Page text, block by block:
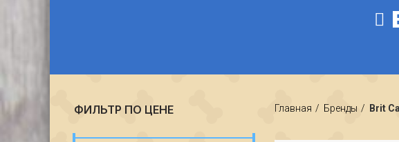
ФИЛЬТР ПО ЦЕНЕ Главная Бренды Brit